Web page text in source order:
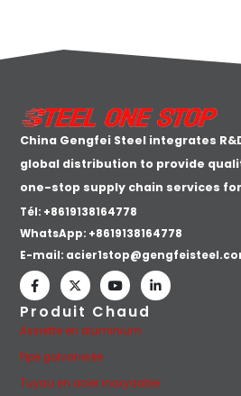
China Gengfei Steel integrates
global distribution to provide
one-stop supply chain services
Tél: +8619138164778
WhatsApp: +8619138164778
E-mail:
Produit Chaud
Assiette en aluminium
Pipe galvanisée
Tuyau en acier inoxydable